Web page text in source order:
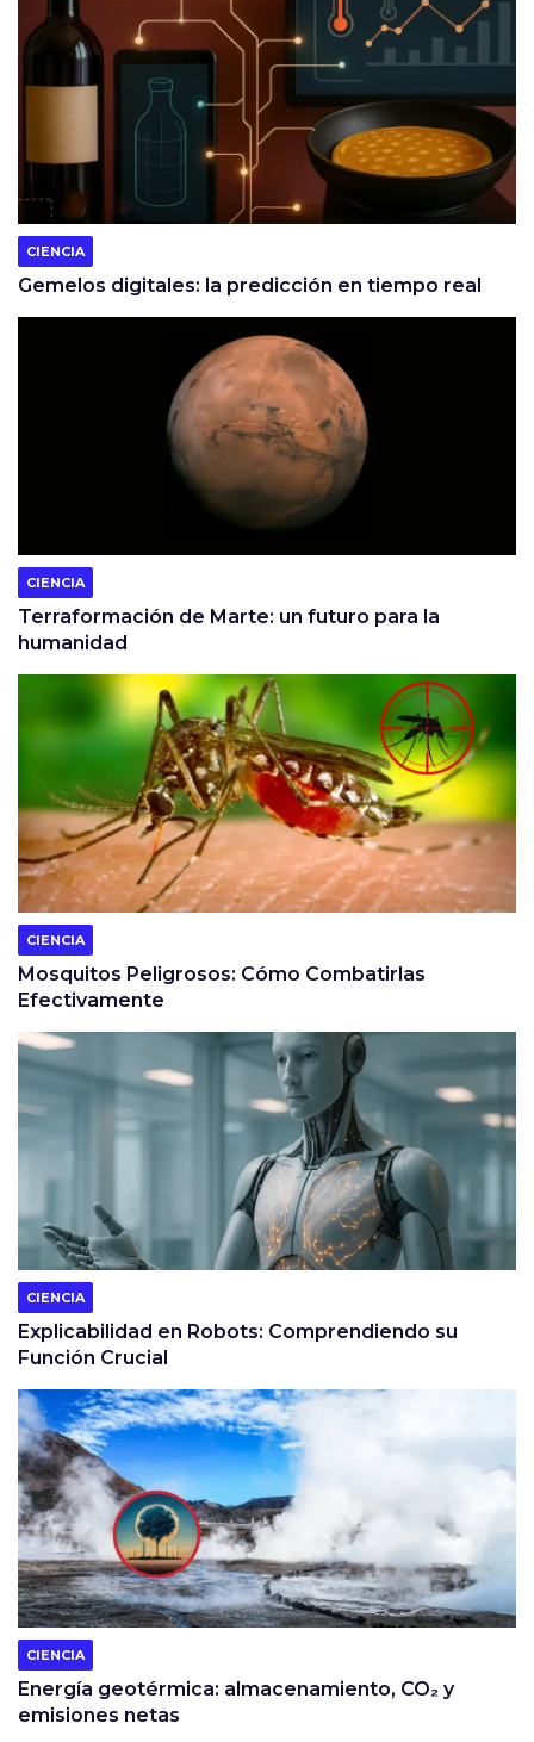
CIENCIA
Gemelos digitales: la predicción en tiempo real
CIENCIA
Terraformación de Marte: un futuro para la
humanidad
CIENCIA
Mosquitos Peligrosos: Cómo Combatirlas
Efectivamente
CIENCIA
Explicabilidad en Robots: Comprendiendo su
Función Crucial
CIENCIA
Energía geotérmica: almacenamiento, CO₂ y
emisiones netas